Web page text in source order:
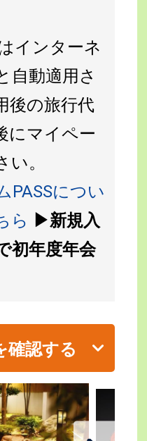
インターネ
自動適用さ
後の旅行代
にマイペー
。
PASSについ
ら ▶新規入
初年度年会
確認する